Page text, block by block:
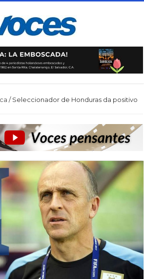
/ Seleccionador de Honduras da positivo